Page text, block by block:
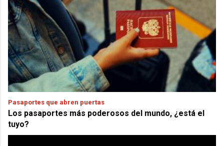
Pasaportes que abren puertas
Los pasaportes más poderosos del mundo, ¿está el
tuyo?